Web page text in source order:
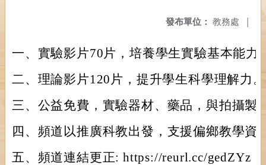
發布單位： 教務處 |
一、實驗影片70片，培養學生實驗基本能力
二、理論影片120片，提升學生科學理解力。
三、公益免費，實驗器材、藥品，與拍攝製
四、頻道以推廣科教出發，支援偏鄉教學資
五、頻道連結更正: https://reurl.cc/gedZYz